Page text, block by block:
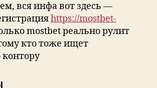
вся инфа вот здесь —
https://mostbet-
mostbet реально рулит
кто тоже ищет
sagt: